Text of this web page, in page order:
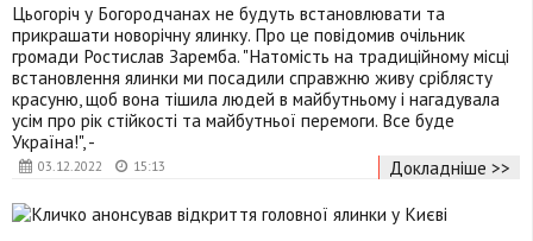
03.12.2022 15:13
Цьогоріч у Богородчанах не будуть встановлювати та
прикрашати новорічну ялинку. Про це повідомив очільник
громади Ростислав Заремба. "Натомість на традиційному місці
встановлення ялинки ми посадили справжню живу сріблясту
красуню, щоб вона тішила людей в майбутньому і нагадувала
усім про рік стійкості та майбутньої перемоги. Все буде
Україна!", -
Докладніше >>